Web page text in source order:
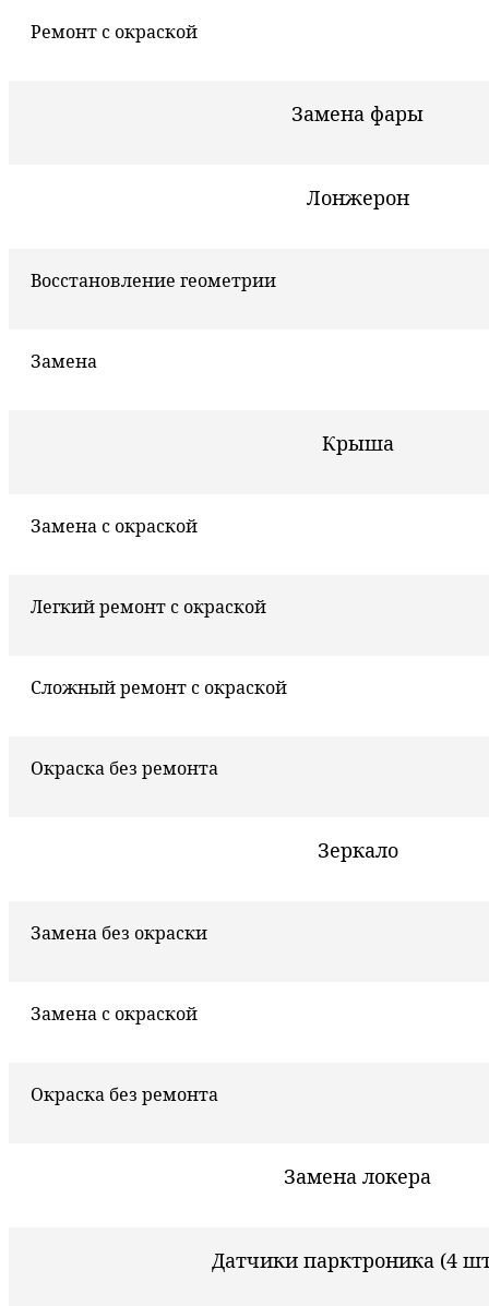
Ремонт с окраской
Замена фары
Лонжерон
Восстановление геометрии
Замена
Крыша
Замена с окраской
Легкий ремонт с окраской
Сложный ремонт с окраской
Окраска без ремонта
Зеркало
Замена без окраски
Замена с окраской
Окраска без ремонта
Замена локера
Датчики парктроника (4